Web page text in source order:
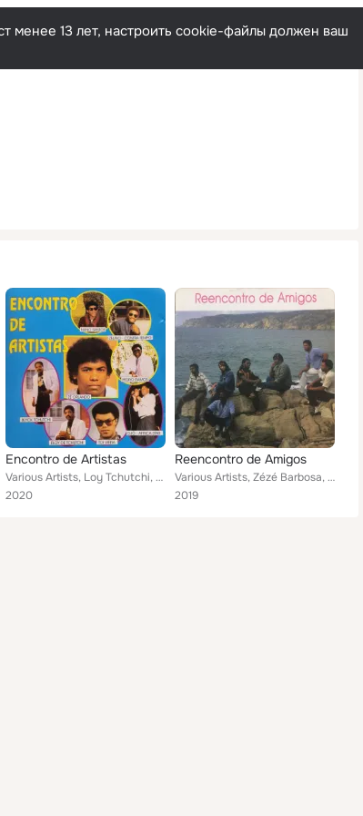
Русский
менее 13 лет, настроить cookie-файлы должен ваш
Encontro de Artistas
Various Artists, Loy Tchutchi, Nuno Santos, Zé Orlando, Djô, Pedro Ramos, Blyc Tchutchi, José Lino, Toi Vieira
2020
Reencontro de Amigos
Various Artists, Zézé Barbosa, Nando Quental, Zé Orlando, Djô, Casemiro, Kabaró
2019